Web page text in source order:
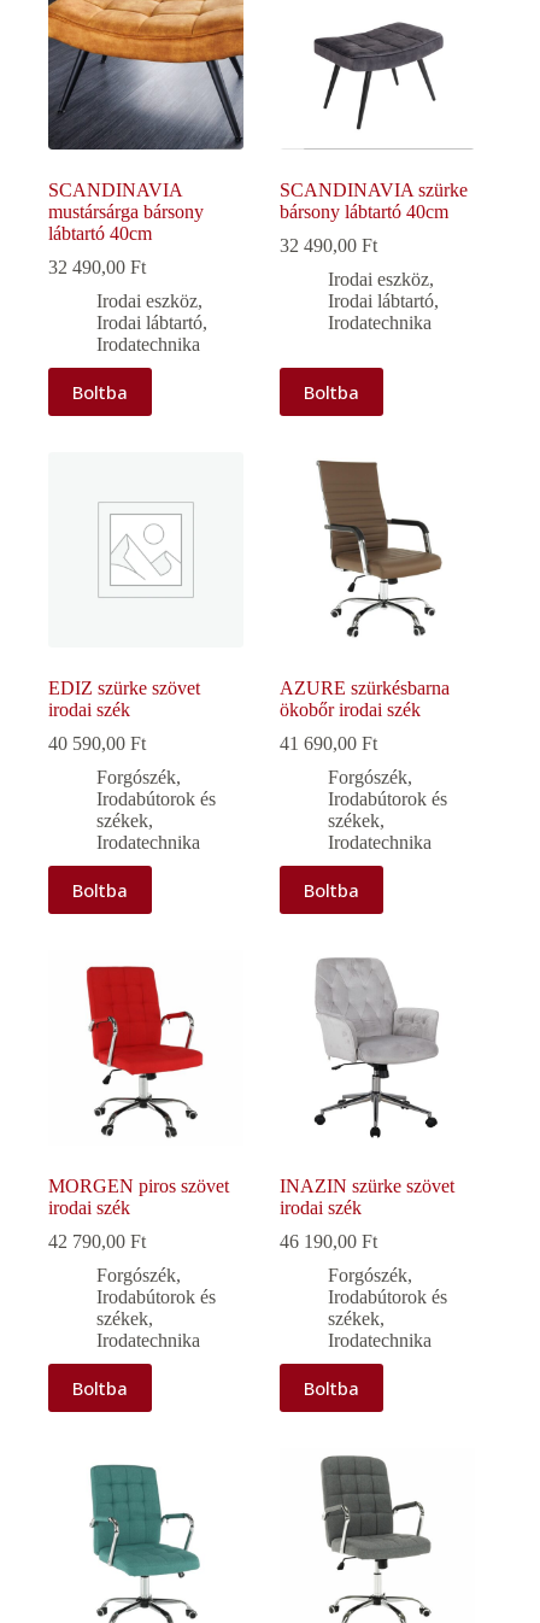
SCANDINAVIA
mustársárga bársony
lábtartó 40cm
32 490,00 Ft
Irodai eszköz,
Irodai lábtartó,
Irodatechnika
Boltba
SCANDINAVIA szürke
bársony lábtartó 40cm
32 490,00Ft
Irodai eszköz,
Irodai lábtartó,
Irodatechnika
Boltba
EDIZ szürke szövet
irodai szék
40 590,00 Ft
Forgószék,
Irodabútorok és
székek,
Irodatechnika
Boltba
AZURE szürkésbarna
ökobőr irodai szék
41 690,00Ft
Forgószék,
Irodabútorok és
székek,
Irodatechnika
Boltba
MORGEN piros szövet
irodai szék
42 790,00 Ft
Forgószék,
Irodabútorok és
székek,
Irodatechnika
Boltba
INAZIN szürke szövet
irodai szék
46 190,00Ft
Forgószék,
Irodabútorok és
székek,
Irodatechnika
Boltba